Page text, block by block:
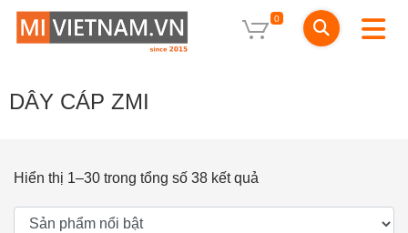
0
DÂY CÁP ZMI
Hiển thị 1–30 trong tổng số 38 kết quả